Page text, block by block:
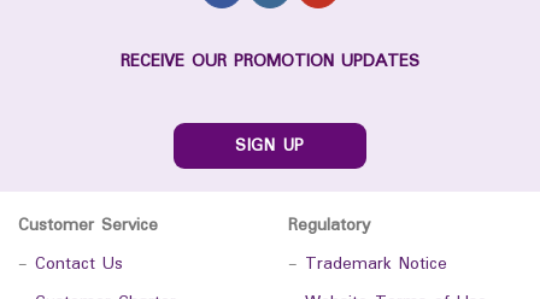
RECEIVE OUR PROMOTION UPDATES
SIGN UP
Customer Service
- Contact Us
Regulatory
- Trademark Notice